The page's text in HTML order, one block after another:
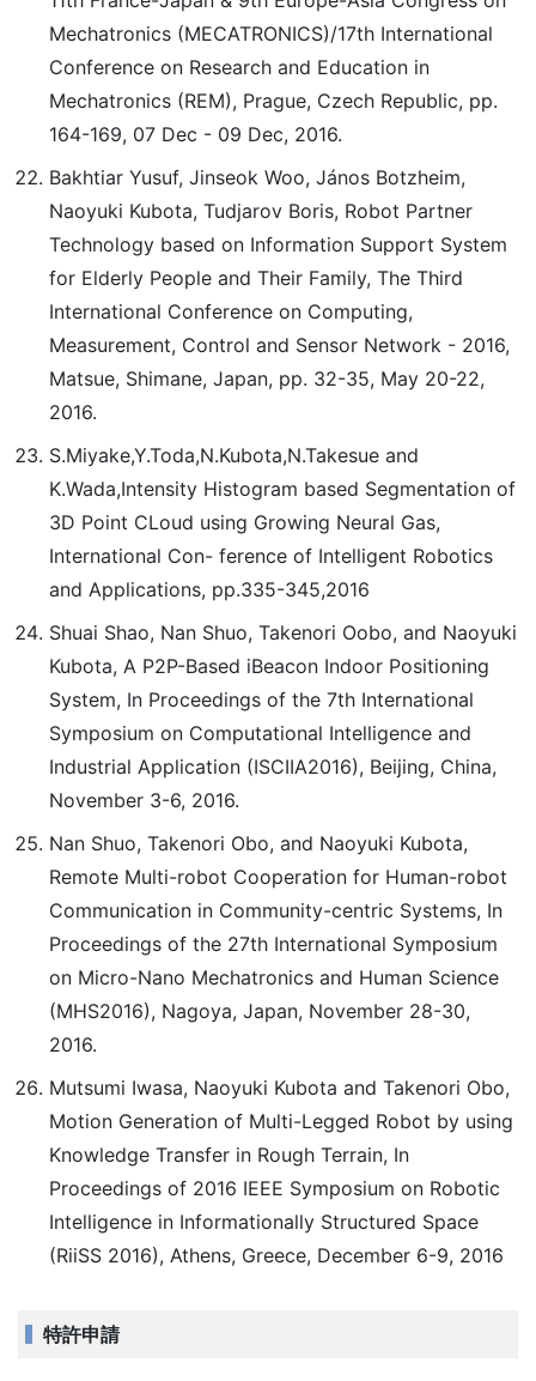
Mechatronics (MECATRONICS)/17th International
Conference on Research and Education in
Mechatronics (REM), Prague, Czech Republic, pp.
164-169, 07 Dec - 09 Dec, 2016.
Bakhtiar Yusuf, Jinseok Woo, János Botzheim,
Naoyuki Kubota, Tudjarov Boris, Robot Partner
Technology based on Information Support System
for Elderly People and Their Family, The Third
International Conference on Computing,
Measurement, Control and Sensor Network - 2016,
Matsue, Shimane, Japan, pp. 32-35, May 20-22,
2016.
S.Miyake,Y.Toda,N.Kubota,N.Takesue and
K.Wada,Intensity Histogram based Segmentation of
3D Point CLoud using Growing Neural Gas,
International Con- ference of Intelligent Robotics
and Applications, pp.335-345,2016
Shuai Shao, Nan Shuo, Takenori Oobo, and Naoyuki
Kubota, A P2P-Based iBeacon Indoor Positioning
System, In Proceedings of the 7th International
Symposium on Computational Intelligence and
Industrial Application (ISCIIA2016), Beijing, China,
November 3-6, 2016.
Nan Shuo, Takenori Obo, and Naoyuki Kubota,
Remote Multi-robot Cooperation for Human-robot
Communication in Community-centric Systems, In
Proceedings of the 27th International Symposium
on Micro-Nano Mechatronics and Human Science
(MHS2016), Nagoya, Japan, November 28-30,
2016.
Mutsumi Iwasa, Naoyuki Kubota and Takenori Obo,
Motion Generation of Multi-Legged Robot by using
Knowledge Transfer in Rough Terrain, In
Proceedings of 2016 IEEE Symposium on Robotic
Intelligence in Informationally Structured Space
(RiiSS 2016), Athens, Greece, December 6-9, 2016
特許申請